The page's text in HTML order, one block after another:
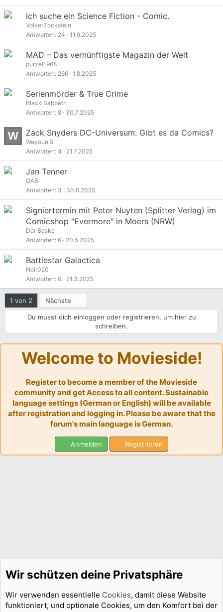
ich suche ein Science Fiction - Comic.
VolkerZockstein
Antworten 24 11.9.2025
MAD – Das vernünftigste Magazin der Welt
purzel1968
Antworten 266 1.8.2025
Serienmörder & True Crime
Black Sabbath
Antworten 8 30.7.2025
W Zack Snyders DC-Universum: Gibt es da Comics?
Weyoun 5
Antworten 4 21.7.2025
Jan Tenner
OAB
Antworten 3 30.6.2025
Signiertermin mit Peter Nuyten (Splitter Verlag) im
Comicshop "Evermore" in Moers (NRW)
Der Baske
Antworten 6 20.5.2025
Battlestar Galactica
Noir020
Antworten 0 21.3.2025
1 von 2 Nächste
Du musst dich einloggen oder registrieren, um hier zu
schreiben.
Welcome to Movieside!
Register to become a member of the Movieside
community and get Access to all content. Sustainable
language settings (German or English) will be available
after registration and logging in. Please be aware that the
forum's main language is German.
Anmelden Registrieren
Wir schützen deine Privatsphäre
Wir verwenden essentielle Cookies, damit diese Website
funktioniert, und optionale Cookies, um den Komfort bei der